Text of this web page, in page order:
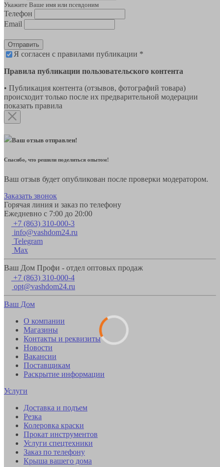
Укажите Ваше имя или псевдоним
Телефон
Email
Отправить
Я согласен с правилами публикации *
Правила публикации пользовательского контента
• Публикация контента (отзывов, фотографий товара)
происходит только после их предварительной модерации
показать правила
Ваш отзыв отправлен!
Спасибо, что решили поделиться опытом!
Ваш отзыв будет опубликован после проверки модератором.
Заказать звонок
Горячая линия и заказ по телефону
Ежедневно с 7:00 до 20:00
+7 (863) 310-000-3
info@vashdom24.ru
Telegram
Max
Ваш Дом Профи - отдел оптовых продаж
+7 (863) 310-000-4
opt@vashdom24.ru
Ваш Дом
О компании
Магазины
Контакты и реквизиты
Новости
Вакансии
Поставщикам
Раскрытие информации
Услуги
Доставка и подъем
Резка
Колеровка краски
Прокат инструментов
Услуги спецтехники
Заказ по телефону
Крыша вашего дома